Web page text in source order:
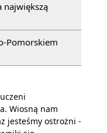
największą
Pomorskiem
Wiosną nam
jesteśmy ostrożni -